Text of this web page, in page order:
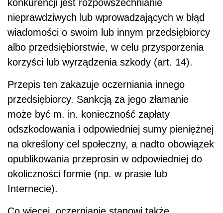
konkurencji jest rozpowszechnianie
nieprawdziwych lub wprowadzających w błąd
wiadomości o swoim lub innym przedsiębiorcy
albo przedsiębiorstwie, w celu przysporzenia
korzyści lub wyrządzenia szkody (art. 14).
Przepis ten zakazuje oczerniania innego
przedsiębiorcy. Sankcją za jego złamanie
może być m. in. konieczność zapłaty
odszkodowania i odpowiedniej sumy pieniężnej
na określony cel społeczny, a nadto obowiązek
opublikowania przeprosin w odpowiedniej do
okoliczności formie (np. w prasie lub
Internecie).